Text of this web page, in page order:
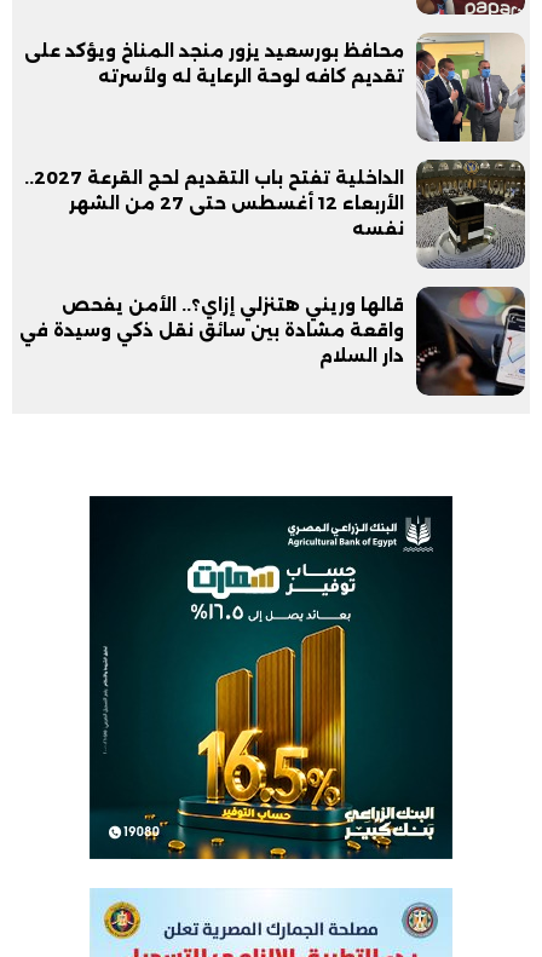
محافظ بورسعيد يزور منجد المناخ ويؤكد على
تقديم كافه لوحة الرعاية له ولأسرته
الداخلية تفتح باب التقديم لحج القرعة 2027..
الأربعاء 12 أغسطس حتى 27 من الشهر
نفسه
قالها وريني هتنزلي إزاي؟.. الأمن يفحص
واقعة مشادة بين سائق نقل ذكي وسيدة في
دار السلام